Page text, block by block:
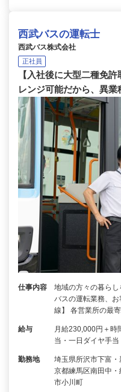
西武バスの運転士
西武バス株式会社
正社員
【入社後に大型二種免
レンジ可能だから、異業
仕事内容
地域の方々の暮ら
バスの運転業務、
線】 各営業所の最
給与
月給230,000円＋時
当・一日ダイヤ手
勤務地
埼玉県所沢市下富
京都練馬区南田中
市小川町